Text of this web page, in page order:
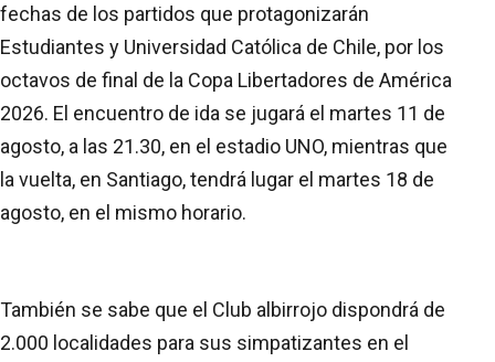
fechas de los partidos que protagonizarán
Estudiantes y Universidad Católica de Chile, por los
octavos de final de la Copa Libertadores de América
2026. El encuentro de ida se jugará el martes 11 de
agosto, a las 21.30, en el estadio UNO, mientras que
la vuelta, en Santiago, tendrá lugar el martes 18 de
agosto, en el mismo horario.
También se sabe que el Club albirrojo dispondrá de
2.000 localidades para sus simpatizantes en el